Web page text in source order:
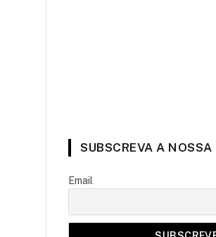
SUBSCREVA A
Email